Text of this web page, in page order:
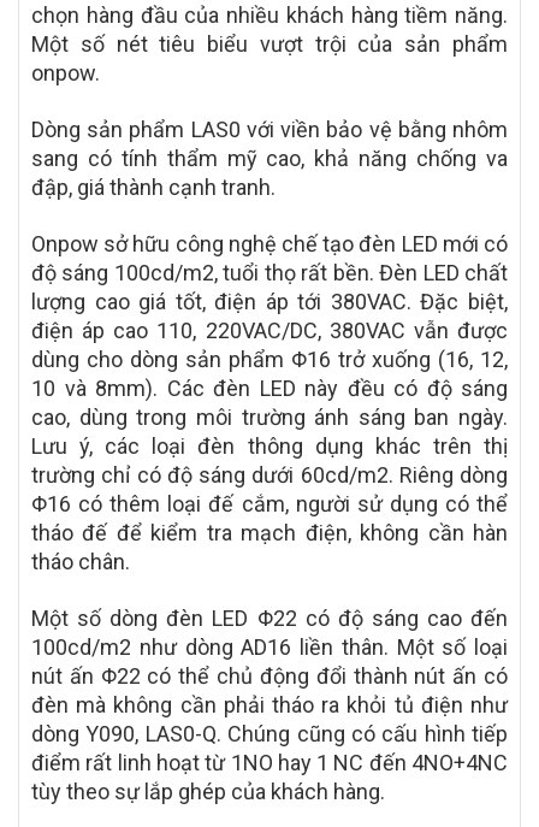
chọn hàng đầu của nhiều khách hàng tiềm năng.
Một số nét tiêu biểu vượt trội của sản phẩm
onpow.
Dòng sản phẩm LAS0 với viền bảo vệ bằng nhôm
sang có tính thẩm mỹ cao, khả năng chống va
đập, giá thành cạnh tranh.
Onpow sở hữu công nghệ chế tạo đèn LED mới có
độ sáng 100cd/m2, tuổi thọ rất bền. Đèn LED chất
lượng cao giá tốt, điện áp tới 380VAC. Đặc biệt,
điện áp cao 110, 220VAC/DC, 380VAC vẫn được
dùng cho dòng sản phẩm Φ16 trở xuống (16, 12,
10 và 8mm). Các đèn LED này đều có độ sáng
cao, dùng trong môi trường ánh sáng ban ngày.
Lưu ý, các loại đèn thông dụng khác trên thị
trường chỉ có độ sáng dưới 60cd/m2. Riêng dòng
Φ16 có thêm loại đế cắm, người sử dụng có thể
tháo đế để kiểm tra mạch điện, không cần hàn
tháo chân.
Một số dòng đèn LED Φ22 có độ sáng cao đến
100cd/m2 như dòng AD16 liền thân. Một số loại
nút ấn Φ22 có thể chủ động đổi thành nút ấn có
đèn mà không cần phải tháo ra khỏi tủ điện như
dòng Y090, LAS0-Q. Chúng cũng có cấu hình tiếp
điểm rất linh hoạt từ 1NO hay 1 NC đến 4NO+4NC
tùy theo sự lắp ghép của khách hàng.